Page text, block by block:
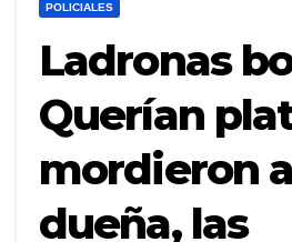
POLICIALES
Ladronas
Querían
mordieron
dueña, las